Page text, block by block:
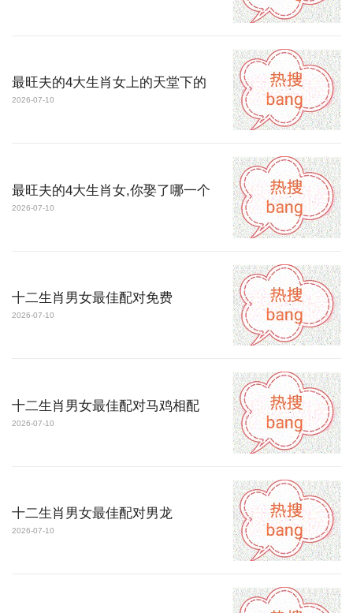
最旺夫的4大生肖女上的天堂下的
2026-07-10
最旺夫的4大生肖女,你娶了哪一个
2026-07-10
十二生肖男女最佳配对免费
2026-07-10
十二生肖男女最佳配对马鸡相配
2026-07-10
十二生肖男女最佳配对男龙
2026-07-10